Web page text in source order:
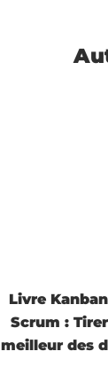
Livre
Scrum :
meilleur des